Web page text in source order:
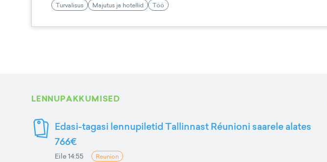
Turvalisus Majutus ja hotellid Töö
LENNUPAKKUMISED
Edasi-tagasi lennupiletid Tallinnast Réunioni saarele alates
766€
Eile 14:55 Reunion